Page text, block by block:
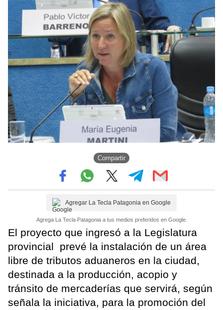
Compartir
Agregar La Tecla Patagonia en Google
Agrega La Tecla Patagonia a tus medios preferidos en Google.
El proyecto que ingresó a la Legislatura
provincial prevé la instalación de un área
libre de tributos aduaneros en la ciudad,
destinada a la producción, acopio y
tránsito de mercaderías que servirá, según
señala la iniciativa, para la promoción del